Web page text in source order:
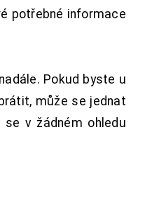
potřebné informace
Pokud byste u
může se jednat
v žádném ohledu